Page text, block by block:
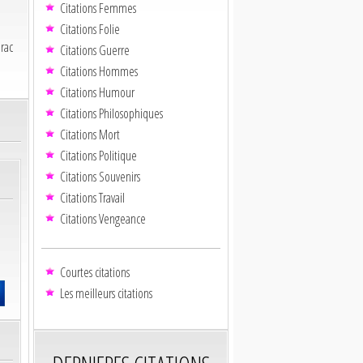
Citations Femmes
Citations Folie
Citations Guerre
Citations Hommes
Citations Humour
Citations Philosophiques
Citations Mort
Citations Politique
Citations Souvenirs
Citations Travail
Citations Vengeance
Courtes citations
Les meilleurs citations